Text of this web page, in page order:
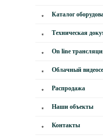
Каталог
Техническая
On line
Облачный
Распродажа
Наши объекты
Контакты